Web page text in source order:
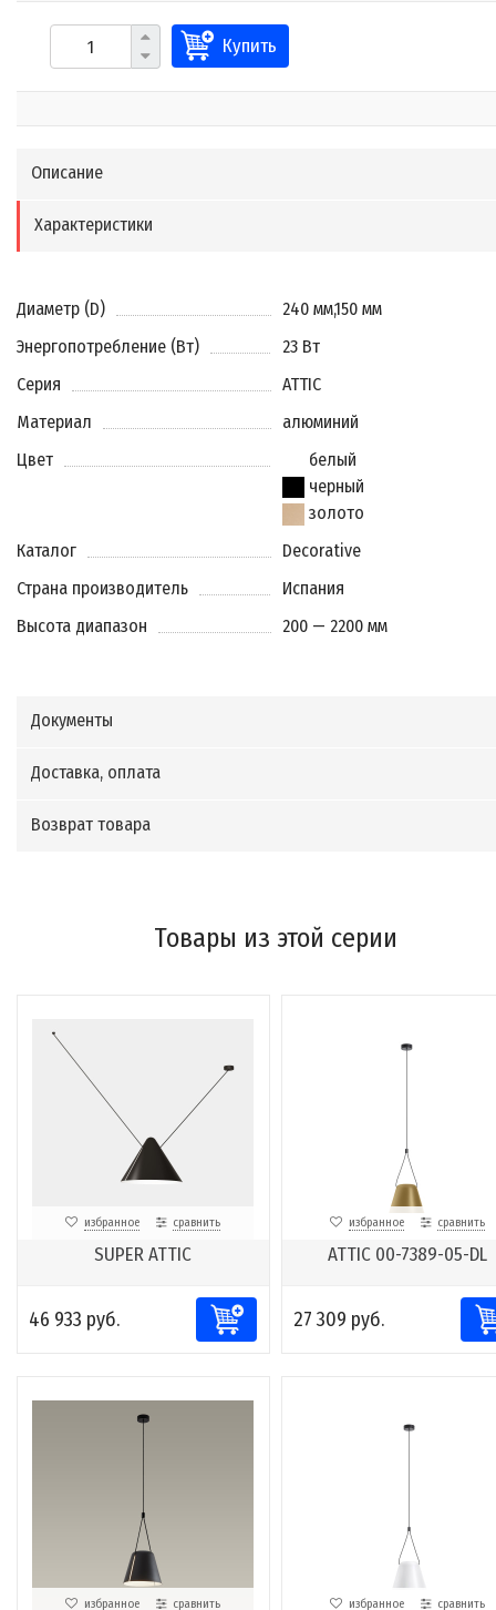
Купить
Описание
Характеристики
Диаметр (D) 240 мм,150 мм
Энергопотребление (Вт)
23 Вт
Серия
ATTIC
Материал
алюминий
Цвет
белый
черный
золото
Каталог
Decorative
Страна производитель
Испания
Высота диапазон
200 — 2200 мм
Документы
Доставка, оплата
Возврат товара
Товары из этой серии
избранное сравнить
SUPER ATTIC
46 933 руб.
избранное сравнить
ATTIC 00-7389-05-DL
27 309 руб.
избранное сравнить избранное сравнить